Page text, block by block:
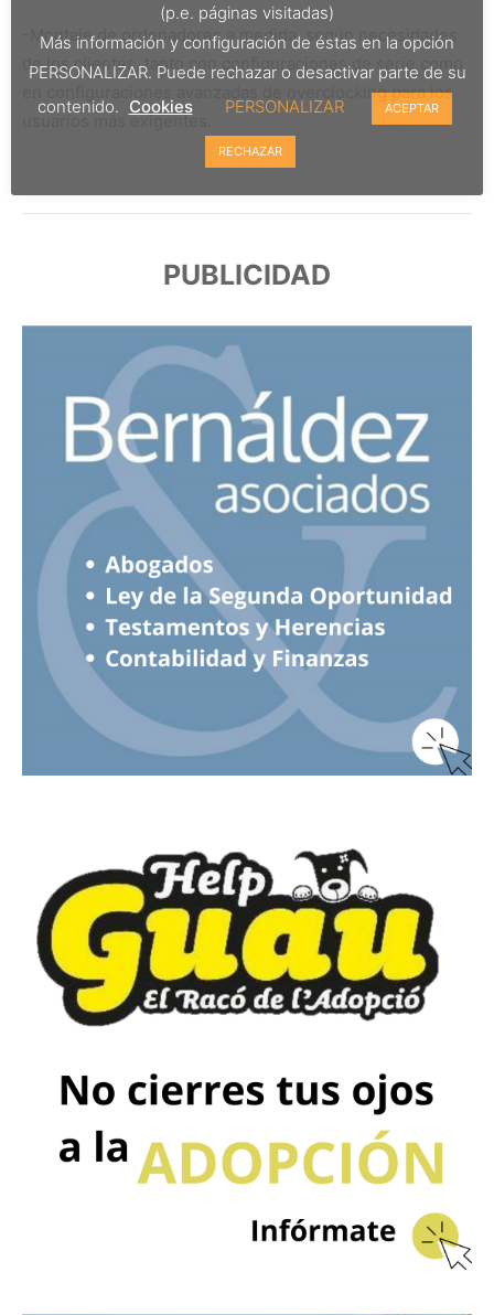
-Montaje de ordenadores a medida, según necesidades
de los clientes, tanto con configuraciones de serie como
en configuraciones avanzadas de overclocking para los
usuarios más exigentes.
PUBLICIDAD
(p.e. páginas visitadas)
Más información y configuración de éstas en la opción
PERSONALIZAR. Puede rechazar o desactivar parte de su
contenido. Cookies PERSONALIZAR ACEPTAR
RECHAZAR